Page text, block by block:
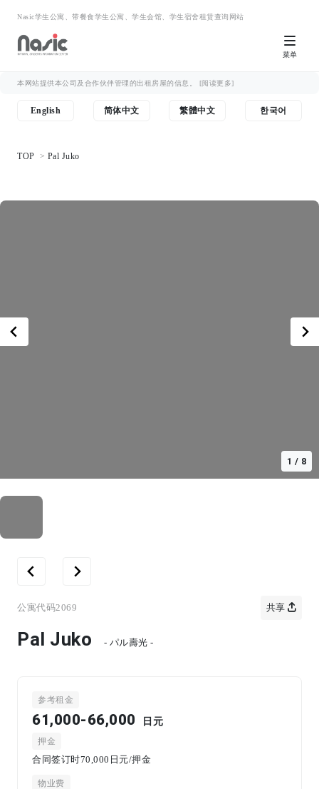
Nasic学生公寓、带餐食学生公寓、学生会馆、学生宿舍租赁查询网站
菜单
本网站提供本公司及合作伙伴管理的出租房屋的信息。 [阅读更多]
English 简体中文 繁體中文 한국어
TOP Pal Juko
1 / 8
公寓代码2069 共享
Pal Juko - パル壽光 -
参考租金
61,000-66,000 日元
押金
合同签订时70,000日元/押金
物业费